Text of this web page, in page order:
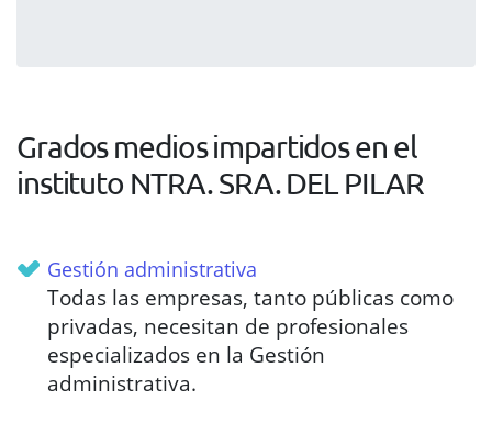
Grados medios impartidos en el
instituto NTRA. SRA. DEL PILAR
Gestión administrativa
Todas las empresas, tanto públicas como
privadas, necesitan de profesionales
especializados en la Gestión
administrativa.